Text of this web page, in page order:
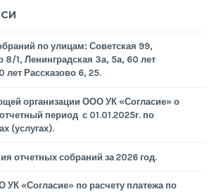
по улицам: Советская 99,
1, Ленинградская 3а, 5а, 60 лет
лет Рассказово 6, 25.
организации ООО УК «Согласие» о
период с 01.01.2025г. по
(услугах).
отчетных собраний за 2026 год.
«Согласие» по расчету платежа по